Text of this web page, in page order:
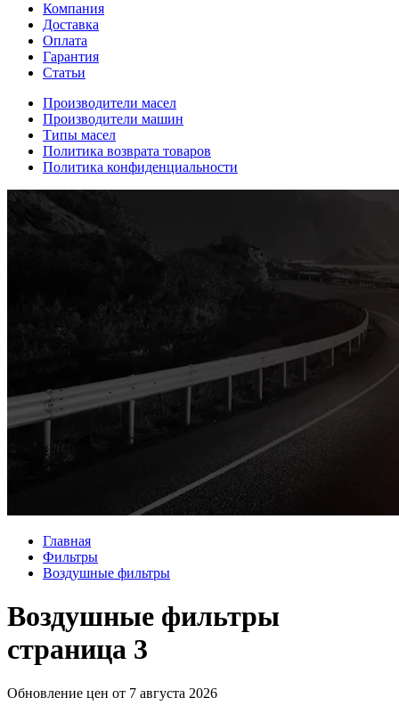
Компания
Доставка
Оплата
Гарантия
Статьи
Производители масел
Производители машин
Типы масел
Политика возврата товаров
Политика конфиденциальности
Главная
Фильтры
Воздушные фильтры
Воздушные фильтры
страница 3
Обновление цен от 7 августа 2026